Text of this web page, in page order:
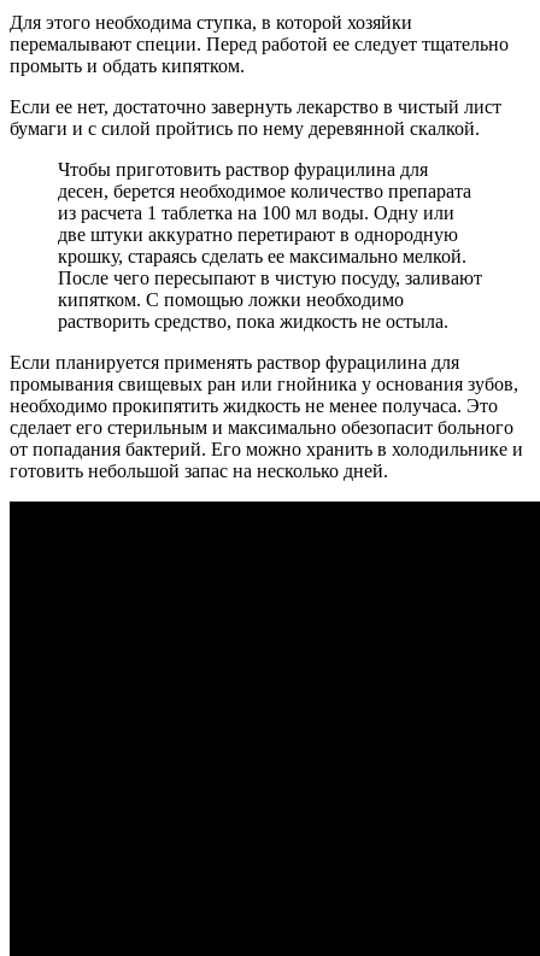
Для этого необходима ступка, в которой хозяйки
перемалывают специи. Перед работой ее следует тщательно
промыть и обдать кипятком.
Если ее нет, достаточно завернуть лекарство в чистый лист
бумаги и с силой пройтись по нему деревянной скалкой.
Чтобы приготовить раствор фурацилина для
десен, берется необходимое количество препарата
из расчета 1 таблетка на 100 мл воды. Одну или
две штуки аккуратно перетирают в однородную
крошку, стараясь сделать ее максимально мелкой.
После чего пересыпают в чистую посуду, заливают
кипятком. С помощью ложки необходимо
растворить средство, пока жидкость не остыла.
Если планируется применять раствор фурацилина для
промывания свищевых ран или гнойника у основания зубов,
необходимо прокипятить жидкость не менее получаса. Это
сделает его стерильным и максимально обезопасит больного
от попадания бактерий. Его можно хранить в холодильнике и
готовить небольшой запас на несколько дней.